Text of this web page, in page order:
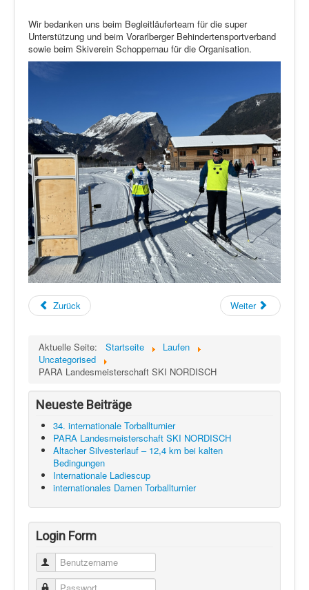
Wir bedanken uns beim Begleitläuferteam für die super
Unterstützung und beim Vorarlberger Behindertensportverband
sowie beim Skiverein Schoppernau für die Organisation.
Zurück Weiter
Aktuelle Seite: Startseite
Laufen
Uncategorised
PARA Landesmeisterschaft SKI NORDISCH
Neueste Beiträge
34. internationale Torballturnier
PARA Landesmeisterschaft SKI NORDISCH
Altacher Silvesterlauf – 12,4 km bei kalten
Bedingungen
Internationale Ladiescup
internationales Damen Torballturnier
Login Form
Benutzername